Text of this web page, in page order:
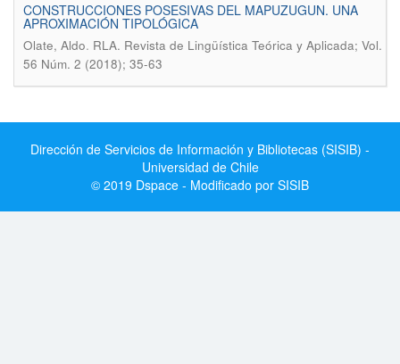
CONSTRUCCIONES POSESIVAS DEL MAPUZUGUN. UNA
APROXIMACIÓN TIPOLÓGICA
Olate, Aldo. RLA. Revista de Lingüística Teórica y Aplicada; Vol.
56 Núm. 2 (2018); 35-63
Dirección de Servicios de Información y Bibliotecas (SISIB) -
Universidad de Chile
© 2019 Dspace - Modificado por SISIB